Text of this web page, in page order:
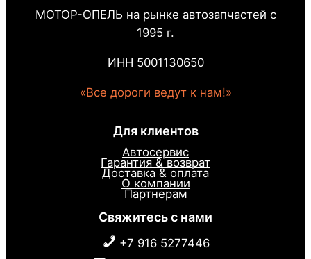
МОТОР-ОПЕЛЬ на рынке автозапчастей с
1995 г.
ИНН 5001130650
«Все дороги ведут к нам!»
Для клиентов
Автосервис
Гарантия & возврат
Доставка & оплата
О компании
Партнерам
Свяжитесь с нами
+7 916 5277446